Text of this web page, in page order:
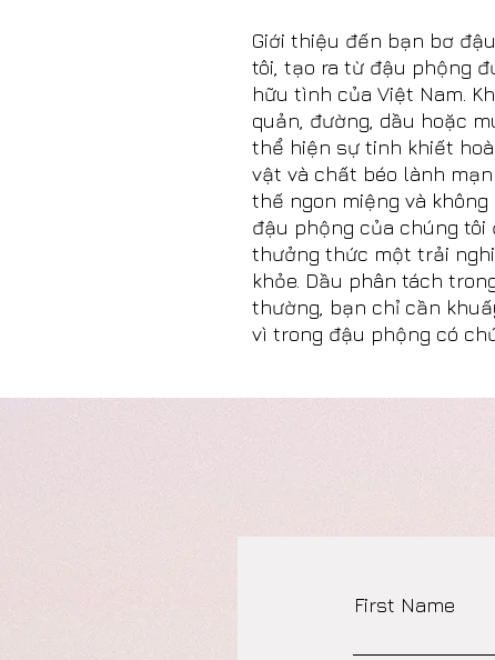
Giới thiệu đến bạn bơ
tôi, tạo ra từ đậu phộng
hữu tình của Việt Nam.
quản, đường, dầu hoặc
thể hiện sự tinh khiết
vật và chất béo lành
thế ngon miệng và
đậu phộng của chúng tôi
thưởng thức một trải
khỏe. Dầu phân tách
thường, bạn chỉ cần
vì trong đậu phộng có
First Name